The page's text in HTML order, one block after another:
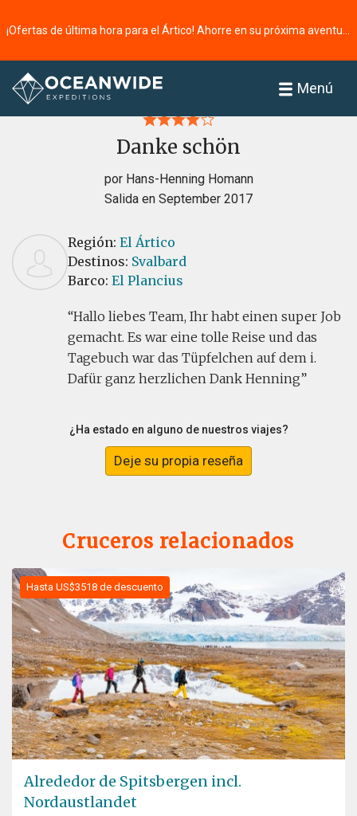
Menú
Página principal
Danke schön
por Hans-Henning Homann
Salida en September 2017
Región: El Ártico
Destinos: Svalbard
Barco: El Plancius
Hallo liebes Team, Ihr habt einen super Job
gemacht. Es war eine tolle Reise und das
Tagebuch war das Tüpfelchen auf dem i.
Dafür ganz herzlichen Dank Henning
¿Ha estado en alguno de nuestros viajes?
Deje su propia reseña
Cruceros relacionados
Hasta US$3518 de descuento
Alrededor de Spitsbergen incl.
Nordaustlandet